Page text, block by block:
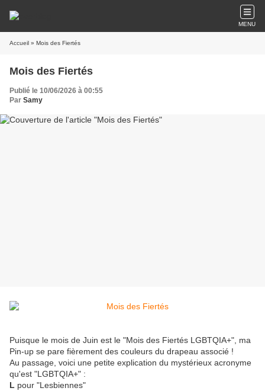
MENU
Accueil » Mois des Fiertés
Mois des Fiertés
Publié le 10/06/2026 à 00:55
Par Samy
Puisque le mois de Juin est le "Mois des Fiertés LGBTQIA+", ma
Pin-up se pare fièrement des couleurs du drapeau associé !
Au passage, voici une petite explication du mystérieux acronyme
qu'est "LGBTQIA+" :
L pour "Lesbiennes"